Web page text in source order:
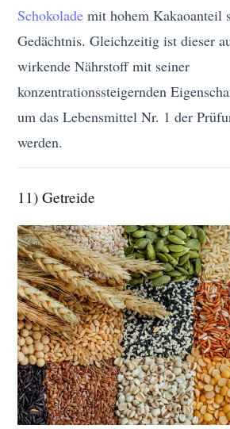
Schokolade mit hohem Kakaoanteil
Gedächtnis. Gleichzeitig ist dieser
wirkende Nährstoff mit seiner
konzentrationssteigernden
um das Lebensmittel Nr. 1 der
werden.
11) Getreide